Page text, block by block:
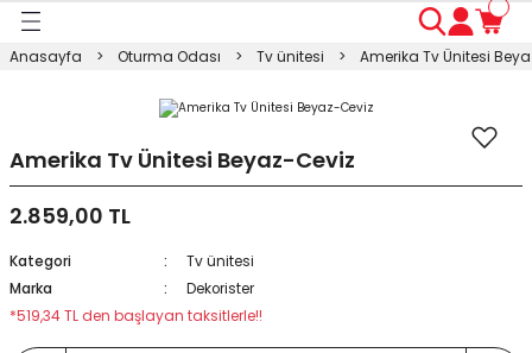
Masası
Dolabı
Anasayfa Oturma Odası Tv ünitesi Amerika Tv Ünitesi
Amerika Tv Ünitesi Beyaz-Ceviz
2.859,00 TL
Kategori
Tv ünitesi
Marka
Dekorister
*519,34 TL den başlayan taksitlerle!!